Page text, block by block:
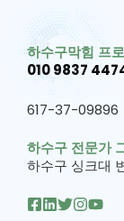
하수구막힘 프
010 9837
617-37-09896
하수구 전문가
하수구 싱크대